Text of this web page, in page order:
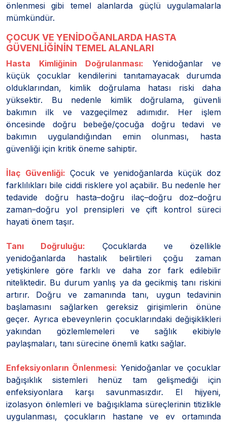
önlenmesi gibi temel alanlarda güçlü uygulamalarla
mümkündür.
ÇOCUK VE YENİDOĞANLARDA HASTA
GÜVENLİĞİNİN TEMEL ALANLARI
Hasta Kimliğinin Doğrulanması: Yenidoğanlar ve
küçük çocuklar kendilerini tanıtamayacak durumda
olduklarından, kimlik doğrulama hatası riski daha
yüksektir. Bu nedenle kimlik doğrulama, güvenli
bakımın ilk ve vazgeçilmez adımıdır. Her işlem
öncesinde doğru bebeğe/çocuğa doğru tedavi ve
bakımın uygulandığından emin olunması, hasta
güvenliği için kritik öneme sahiptir.
İlaç Güvenliği: Çocuk ve yenidoğanlarda küçük doz
farklılıkları bile ciddi risklere yol açabilir. Bu nedenle her
tedavide doğru hasta–doğru ilaç–doğru doz–doğru
zaman–doğru yol prensipleri ve çift kontrol süreci
hayati önem taşır.
Tanı Doğruluğu: Çocuklarda ve özellikle
yenidoğanlarda hastalık belirtileri çoğu zaman
yetişkinlere göre farklı ve daha zor fark edilebilir
niteliktedir. Bu durum yanlış ya da gecikmiş tanı riskini
artırır. Doğru ve zamanında tanı, uygun tedavinin
başlamasını sağlarken gereksiz girişimlerin önüne
geçer. Ayrıca ebeveynlerin çocuklarındaki değişiklikleri
yakından gözlemlemeleri ve sağlık ekibiyle
paylaşmaları, tanı sürecine önemli katkı sağlar.
Enfeksiyonların Önlenmesi: Yenidoğanlar ve çocuklar
bağışıklık sistemleri henüz tam gelişmediği için
enfeksiyonlara karşı savunmasızdır. El hijyeni,
izolasyon önlemleri ve bağışıklama süreçlerinin titizlikle
uygulanması, çocukların hastane ve ev ortamında